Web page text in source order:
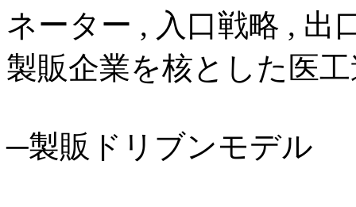
ネーター , 入口戦略 , 出
製販企業を核とした医
─製販ドリブンモデル